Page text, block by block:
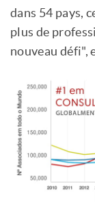
dans 54 pays,
plus de
nouveau défi",